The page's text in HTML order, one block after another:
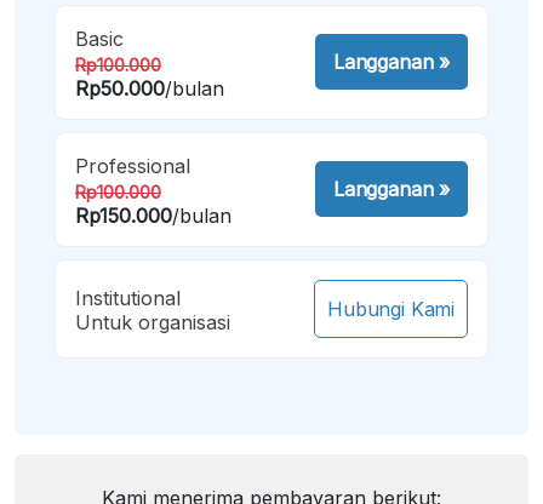
Basic
Rp100.000
Rp50.000/bulan
Langganan»
Professional
Rp100.000
Rp150.000/bulan
Langganan»
Institutional
Untuk organisasi
Hubungi Kami
Kami menerima pembayaran berikut: